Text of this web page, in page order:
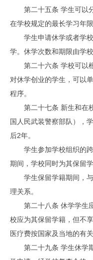
第二十五条 学生可以分
在学校规定的最长学习年
学生申请休学或者学校
学。休学次数和期限由学校
第二十六条 学校可以根
对休学创业的学生，可以
程序。
第二十七条 新生和在校
国人民武装警察部队），
后2年。
学生参加学校组织的跨
期间，学校同时为其保留学
学生保留学籍期间，与
理关系。
第二十八条 休学学生应
校应为其保留学籍，但不
医疗费按国家及当地的有关
第二十九条 学生休学期